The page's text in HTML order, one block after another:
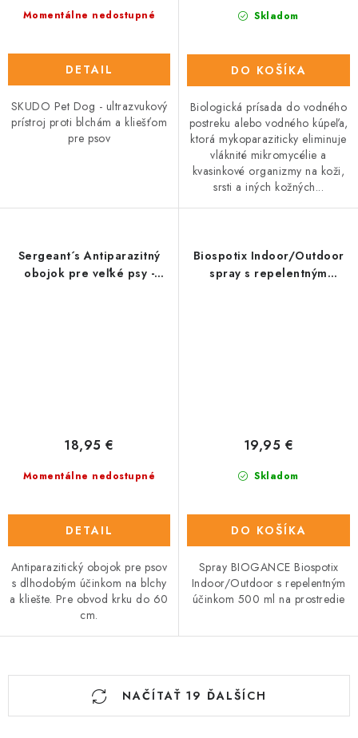
Momentálne nedostupné
DETAIL
SKUDO Pet Dog - ultrazvukový
prístroj proti blchám a kliešťom
pre psov
Skladom
DO KOŠÍKA
Biologická prísada do vodného
postreku alebo vodného kúpeľa,
ktorá mykoparaziticky eliminuje
vláknité mikromycélie a
kvasinkové organizmy na koži,
srsti a iných kožných...
Sergeant´s Antiparazitný
obojok pre veľké psy -
Momentálne nedostupné
18,95 €
DETAIL
Antiparazitický obojok pre psov
s dlhodobým účinkom na blchy
a kliešte. Pre obvod krku do 60
cm.
Biospotix Indoor/Outdoor
spray s repelentným
Skladom
19,95 €
DO KOŠÍKA
Spray BIOGANCE Biospotix
Indoor/Outdoor s repelentným
účinkom 500 ml na prostredie
O
NAČÍTAŤ 19 ĎALŠÍCH